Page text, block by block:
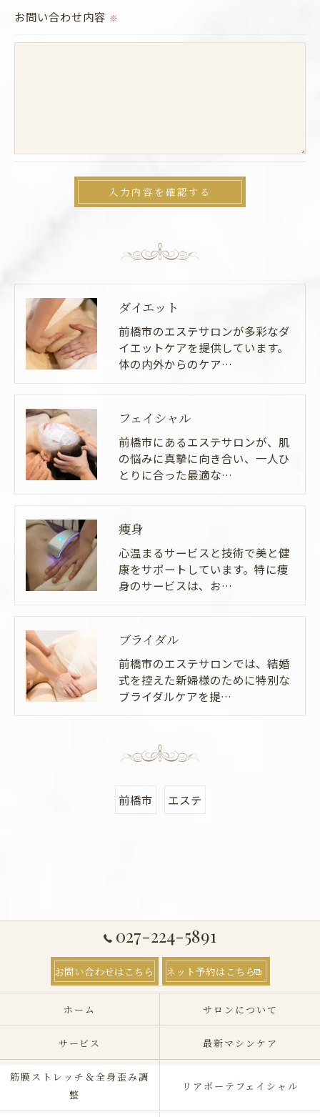
＜個人情報の開示･訂正・削除･利用停止の手続につ
当社では、お客様の個人情報の開示･訂正･削除・利
ご本人である事を確認のうえ、対応させて頂きま
きにつきましては、お電話でお問合せ下さい。
お問い合わせ内容 ※
ダイエット
前橋市のエステサロンが多彩なダ
イエットケアを提供しています。
体の内外からのケア…
フェイシャル
前橋市にあるエステサロンが、肌
の悩みに真摯に向き合い、一人ひ
とりに合った最適な…
痩身
心温まるサービスと技術で美と健
康をサポートしています。特に痩
身のサービスは、お…
ブライダル
前橋市のエステサロンでは、結婚
式を控えた新婦様のために特別な
ブライダルケアを提…
前橋市 エステ
027-224-5891
お問い合わせはこちら ネット予約はこちら
ホーム サロンについて
サービス 最新マシンケア
筋膜ストレッチ＆全身歪み調
整
リアボーテフェイシャル